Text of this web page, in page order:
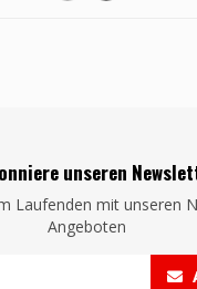
unseren
Laufenden mit unseren
Angeboten